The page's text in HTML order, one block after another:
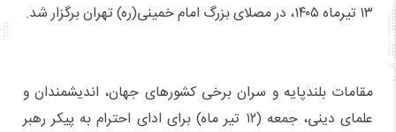
۱۳ تیرماه ۱۴۰۵، در مصلای بزرگ امام خمینی(ره) تهران برگزار شد.
مقامات بلندپایه و سران برخی کشورهای جهان، اندیشمندان و
علمای دینی، جمعه (۱۲ تیر ماه) برای ادای احترام به پیکر رهبر